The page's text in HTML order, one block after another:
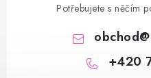
Potřebujete s něčím
obchod@
+420